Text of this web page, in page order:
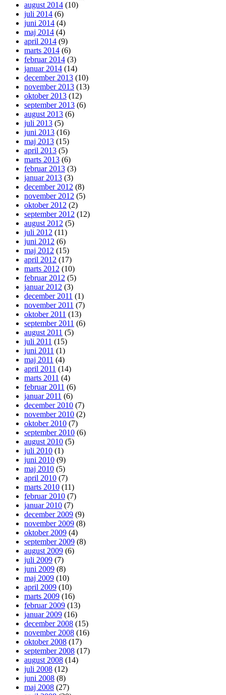
august 2014 (10)
juli 2014 (6)
juni 2014 (4)
maj 2014 (4)
april 2014 (9)
marts 2014 (6)
februar 2014 (3)
januar 2014 (14)
december 2013 (10)
november 2013 (13)
oktober 2013 (12)
september 2013 (6)
august 2013 (6)
juli 2013 (5)
juni 2013 (16)
maj 2013 (15)
april 2013 (5)
marts 2013 (6)
februar 2013 (3)
januar 2013 (3)
december 2012 (8)
november 2012 (5)
oktober 2012 (2)
september 2012 (12)
august 2012 (5)
juli 2012 (11)
juni 2012 (6)
maj 2012 (15)
april 2012 (17)
marts 2012 (10)
februar 2012 (5)
januar 2012 (3)
december 2011 (1)
november 2011 (7)
oktober 2011 (13)
september 2011 (6)
august 2011 (5)
juli 2011 (15)
juni 2011 (1)
maj 2011 (4)
april 2011 (14)
marts 2011 (4)
februar 2011 (6)
januar 2011 (6)
december 2010 (7)
november 2010 (2)
oktober 2010 (7)
september 2010 (6)
august 2010 (5)
juli 2010 (1)
juni 2010 (9)
maj 2010 (5)
april 2010 (7)
marts 2010 (11)
februar 2010 (7)
januar 2010 (7)
december 2009 (9)
november 2009 (8)
oktober 2009 (4)
september 2009 (8)
august 2009 (6)
juli 2009 (7)
juni 2009 (8)
maj 2009 (10)
april 2009 (10)
marts 2009 (16)
februar 2009 (13)
januar 2009 (16)
december 2008 (15)
november 2008 (16)
oktober 2008 (17)
september 2008 (17)
august 2008 (14)
juli 2008 (12)
juni 2008 (8)
maj 2008 (27)